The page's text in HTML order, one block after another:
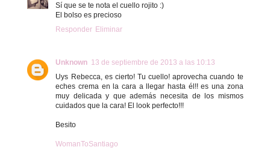
Sí que se te nota el cuello rojito :)
El bolso es precioso
Responder Eliminar
Unknown 13 de septiembre de 2013 a las 10:13
Uys Rebecca, es cierto! Tu cuello! aprovecha cuando te
eches crema en la cara a llegar hasta él!! es una zona
muy delicada y que además necesita de los mismos
cuidados que la cara! El look perfecto!!!
Besito
WomanToSantiago